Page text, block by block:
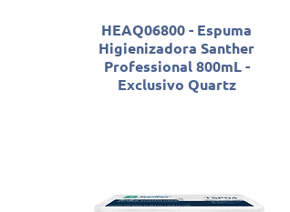
HEAQ06800 - Espuma
Higienizadora Santher
Professional 800mL -
Exclusivo Quartz